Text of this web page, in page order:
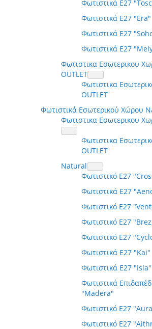
Φωτιστικά E27
Φωτιστικά E27 "Era"
Φωτιστικά E27
Φωτιστικά E27
Φωτιστικα Εσωτερικου
OUTLET
Φωτιστικα
OUTLET
Φωτιστικά Εσωτερικού Χώρου
Φωτιστικα Εσωτερικου
Φωτιστικα
OUTLET
Natural
Φωτιστικό E27
Φωτιστικά E27
Φωτιστικό E27
Φωτιστικό E27
Φωτιστικό E27
Φωτιστικά E27 "Kai"
Φωτιστικά E27 "Isla"
Φωτιστικά
"Madera"
Φωτιστικό E27
Φωτιστικό E27